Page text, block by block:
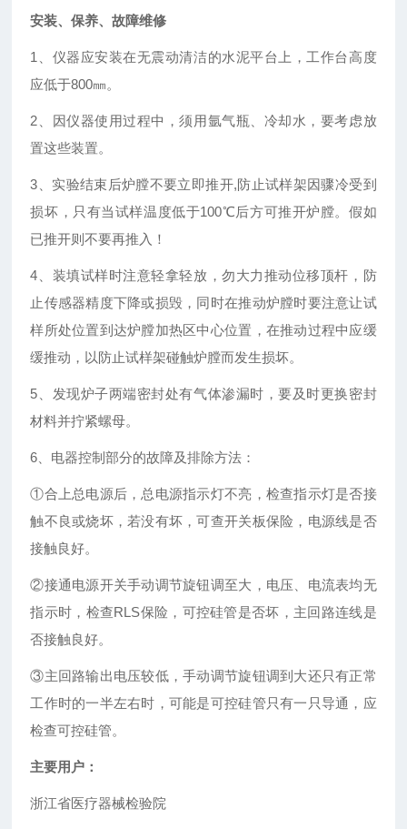
安装、保养、故障维修
1、仪器应安装在无震动清洁的水泥平台上，工作台高度
应低于800㎜。
2、因仪器使用过程中，须用氩气瓶、冷却水，要考虑放
置这些装置。
3、实验结束后炉膛不要立即推开,防止试样架因骤冷受到
损坏，只有当试样温度低于100℃后方可推开炉膛。假如
已推开则不要再推入！
4、装填试样时注意轻拿轻放，勿大力推动位移顶杆，防
止传感器精度下降或损毁，同时在推动炉膛时要注意让试
样所处位置到达炉膛加热区中心位置，在推动过程中应缓
缓推动，以防止试样架碰触炉膛而发生损坏。
5、发现炉子两端密封处有气体渗漏时，要及时更换密封
材料并拧紧螺母。
6、电器控制部分的故障及排除方法：
①合上总电源后，总电源指示灯不亮，检查指示灯是否接
触不良或烧坏，若没有坏，可查开关板保险，电源线是否
接触良好。
②接通电源开关手动调节旋钮调至大，电压、电流表均无
指示时，检查RLS保险，可控硅管是否坏，主回路连线是
否接触良好。
③主回路输出电压较低，手动调节旋钮调到大还只有正常
工作时的一半左右时，可能是可控硅管只有一只导通，应
检查可控硅管。
主要用户：
浙江省医疗器械检验院